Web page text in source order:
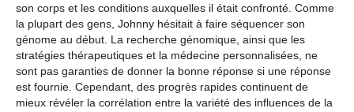
son corps et les conditions auxquelles il était confronté. Comme
la plupart des gens, Johnny hésitait à faire séquencer son
génome au début. La recherche génomique, ainsi que les
stratégies thérapeutiques et la médecine personnalisées, ne
sont pas garanties de donner la bonne réponse si une réponse
est fournie. Cependant, des progrès rapides continuent de
mieux révéler la corrélation entre la variété des influences de la